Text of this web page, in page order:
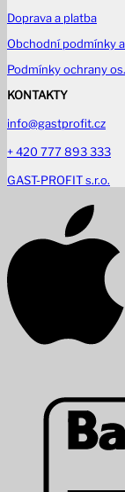
Doprava a platba
Obchodní podmínky
Podmínky ochrany
KONTAKTY
info@gastprofit.cz
+ 420 777 893 333
GAST-PROFIT s.r.o.